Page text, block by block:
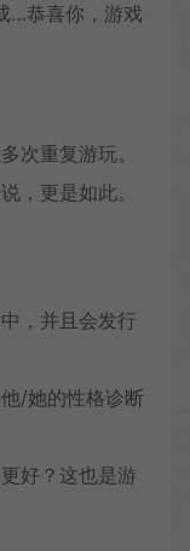
…恭喜你，游戏
次重复游玩。
，更是如此。
，并且会发行
/她的性格诊断
好？这也是游